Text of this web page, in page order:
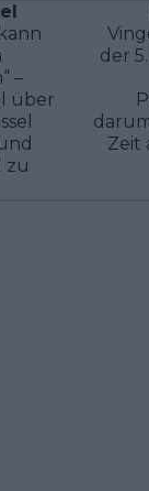
–
über
zu
der
Zeit